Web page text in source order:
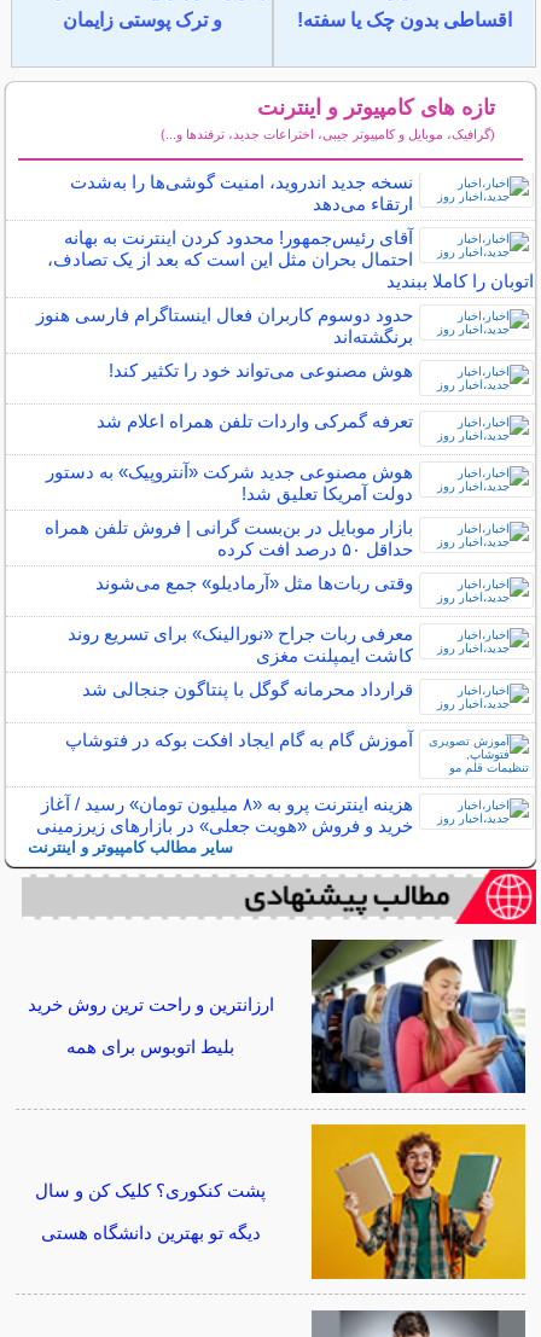
اقساطی بدون چک یا سفته!
و ترک پوستی زایمان
تازه های کامپیوتر و اینترنت
(گرافیک، موبایل و کامپیوتر جیبی، اختراعات جدید، ترفندها و...)
نسخه جدید اندروید، امنیت گوشی‌ها را به‌شدت
ارتقاء می‌دهد
آقای رئیس‌جمهور! محدود کردن اینترنت به بهانه
احتمال بحران مثل این است که بعد از یک تصادف،
اتوبان را کاملا ببندید
حدود دوسوم کاربران فعال اینستاگرام فارسی هنوز
برنگشته‌اند
هوش مصنوعی می‌تواند خود را تکثیر کند!
تعرفه گمرکی واردات تلفن همراه اعلام شد
هوش مصنوعی جدید شرکت «آنتروپیک» به دستور
دولت آمریکا تعلیق شد!
بازار موبایل در بن‌بست گرانی | فروش تلفن همراه
حداقل ۵۰ درصد افت کرده
وقتی ربات‌ها مثل «آرمادیلو» جمع می‌شوند
معرفی ربات جراح «نورالینک» برای تسریع روند
کاشت ایمپلنت مغزی
قرارداد محرمانه گوگل با پنتاگون جنجالی شد
آموزش گام به گام ایجاد افکت بوکه در فتوشاپ
هزینه اینترنت پرو به «۸ میلیون تومان» رسید / آغاز
خرید و فروش «هویت جعلی» در بازارهای زیرزمینی
سایر مطالب کامپیوتر و اینترنت
ارزانترین و راحت ترین روش خرید
بلیط اتوبوس برای همه
پشت کنکوری؟ کلیک کن و سال
دیگه تو بهترین دانشگاه هستی